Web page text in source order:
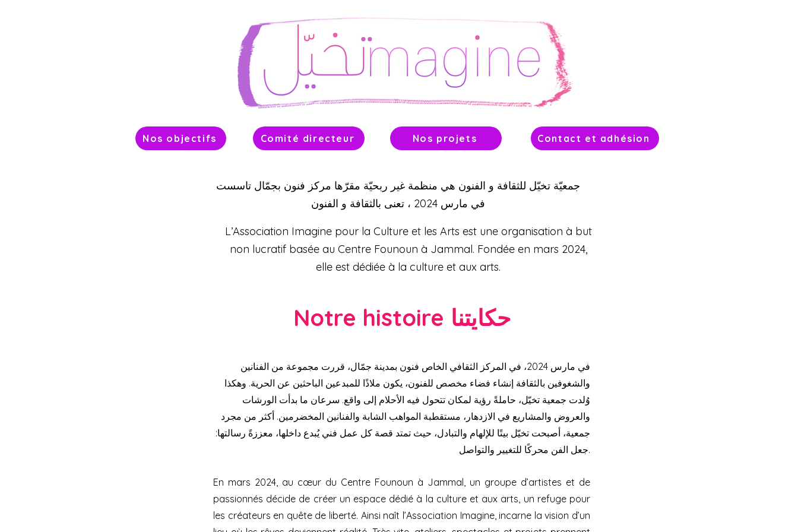
Nos objectifs Comité directeur Nos projets Contact et adhésion
جمعيّة تخيّل للثقافة و الفنون هي منظمة غير ربحيّة مقرّها مركز فنون بجمّال تاسست
في مارس 2024 ، تعنى بالثقافة و الفنون
L’Association Imagine pour la Culture et les Arts est une organisation à but
non lucratif basée au Centre Founoun à Jammal. Fondée en mars 2024,
elle est dédiée à la culture et aux arts.
Notre histoire حكايتنا
في مارس 2024، في المركز الثقافي الخاص فنون بمدينة جمّال، قررت مجموعة من الفنانين
والشغوفين بالثقافة إنشاء فضاء مخصص للفنون، يكون ملاذًا للمبدعين الباحثين عن الحرية. وهكذا
وُلدت جمعية تخيّل، حاملةً رؤية لمكان تتحول فيه الأحلام إلى واقع. سرعان ما بدأت الورشات
والعروض والمشاريع في الازدهار، مستقطبة المواهب الشابة والفنانين المخضرمين. أكثر من مجرد
جمعية، أصبحت تخيّل بيتًا للإلهام والتبادل، حيث تمتد قصة كل عمل فني يُبدع داخلها، معززةً رسالتها:
جعل الفن محركًا للتغيير والتواصل.
En mars 2024, au cœur du Centre Founoun à Jammal, un groupe d’artistes et de
passionnés décide de créer un espace dédié à la culture et aux arts, un refuge pour
les créateurs en quête de liberté. Ainsi naît l’Association Imagine, incarne la vision d’un